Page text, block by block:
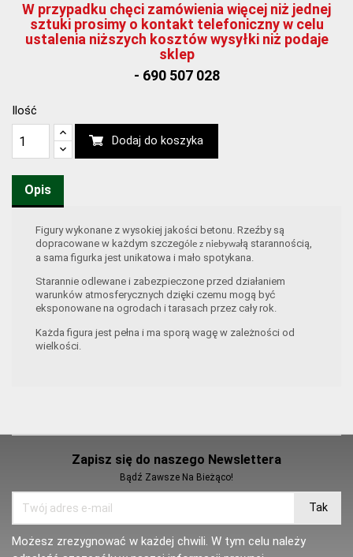
W przypadku chęci zamówienia więcej niż jednej
sztuki prosimy o kontakt telefoniczny w celu
ustalenia niższych kosztów wysyłki niż podaje
sklep
- 690 507 028
Ilość
Dodaj do koszyka
Opis
Figury wykonane z wysokiej jakości betonu. Rzeźby są
dopracowane w każdym szczególe z niebywałą starannością,
a sama figurka jest unikatowa i mało spotykana.
Starannie odlewane i zabezpieczone przed działaniem
warunków atmosferycznych dzięki czemu mogą być
eksponowane na ogrodach i tarasach przez cały rok.
Każda figura jest pełna i ma sporą wagę w zależności od
wielkości.
Zapisz się do naszego Newslettera
Bądź Zawsze Na Bieżąco!
Możesz zrezygnować w każdej chwili. W tym celu należy